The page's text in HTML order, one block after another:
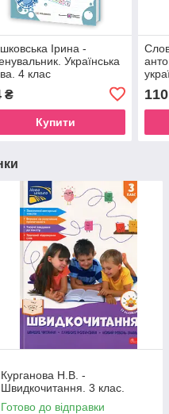
Ірина -
Українська
4 клас
₴
Купити
110
Курганова Н.В. -
Швидкочитання. 3 клас.
Готово до відправки